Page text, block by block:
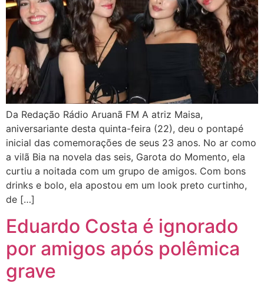
Da Redação Rádio Aruanã FM A atriz Maisa,
aniversariante desta quinta-feira (22), deu o pontapé
inicial das comemorações de seus 23 anos. No ar como
a vilã Bia na novela das seis, Garota do Momento, ela
curtiu a noitada com um grupo de amigos. Com bons
drinks e bolo, ela apostou em um look preto curtinho,
de […]
Eduardo Costa é ignorado
por amigos após polêmica
grave